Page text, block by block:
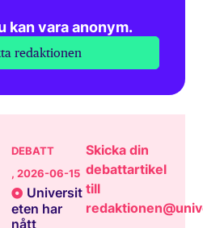
kan vara anonym.
redaktionen
DEBATT
, 2026-06-15
Universit
eten har
nått
Skicka din
debattartikel
till